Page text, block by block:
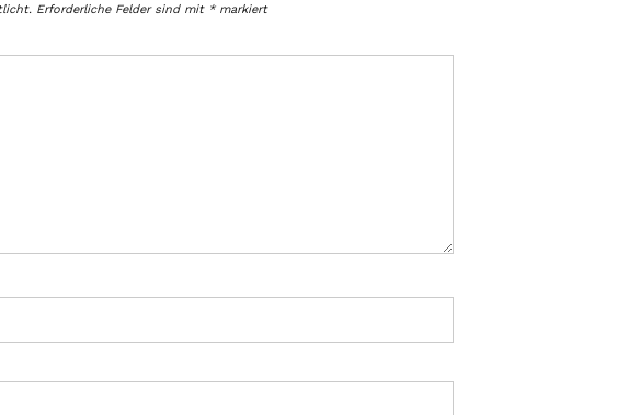
Erforderliche Felder sind mit *markiert